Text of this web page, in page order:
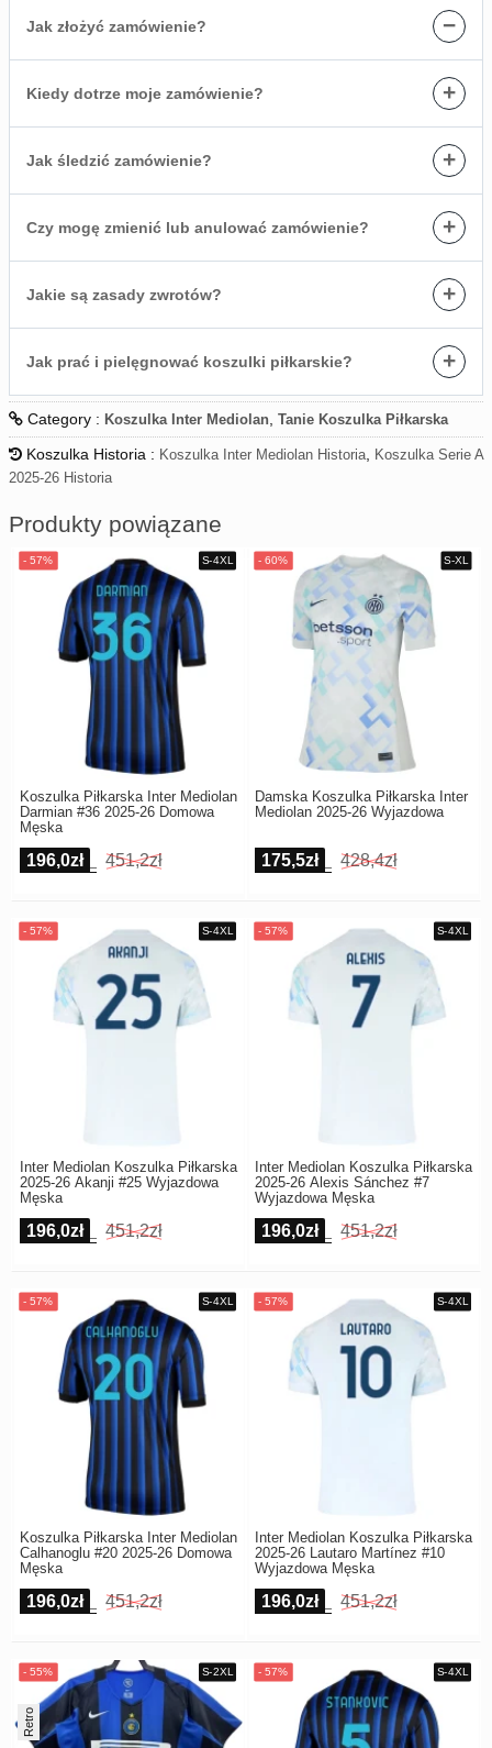
Jak złożyć zamówienie? −
Kiedy dotrze moje zamówienie? +
Jak śledzić zamówienie? +
Czy mogę zmienić lub anulować zamówienie? +
Jakie są zasady zwrotów? +
Jak prać i pielęgnować koszulki piłkarskie? +
Category : Koszulka Inter Mediolan, Tanie Koszulka Piłkarska
Koszulka Historia : Koszulka Inter Mediolan Historia, Koszulka Serie A
2025-26 Historia
Produkty powiązane
Koszulka Piłkarska Inter Mediolan
Darmian #36 2025-26 Domowa
Męska
196,0zł 451,2zł
Damska Koszulka Piłkarska Inter
Mediolan 2025-26 Wyjazdowa
175,5zł 428,4zł
Inter Mediolan Koszulka Piłkarska
2025-26 Akanji #25 Wyjazdowa
Męska
196,0zł 451,2zł
Inter Mediolan Koszulka Piłkarska
2025-26 Alexis Sánchez #7
Wyjazdowa Męska
196,0zł 451,2zł
Koszulka Piłkarska Inter Mediolan
Calhanoglu #20 2025-26 Domowa
Męska
196,0zł 451,2zł
Inter Mediolan Koszulka Piłkarska
2025-26 Lautaro Martínez #10
Wyjazdowa Męska
196,0zł 451,2zł
Retro